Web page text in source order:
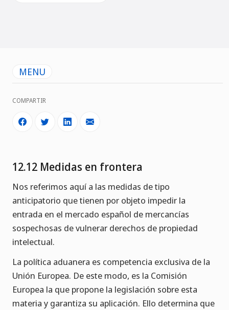
MENU
COMPARTIR
12.12 Medidas en frontera
Nos referimos aquí a las medidas de tipo
anticipatorio que tienen por objeto impedir la
entrada en el mercado español de mercancías
sospechosas de vulnerar derechos de propiedad
intelectual.
La política aduanera es competencia exclusiva de la
Unión Europea. De este modo, es la Comisión
Europea la que propone la legislación sobre esta
materia y garantiza su aplicación. Ello determina que